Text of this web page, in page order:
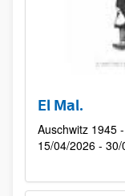
El Mal.
Auschwitz 1945
15/04/2026 -